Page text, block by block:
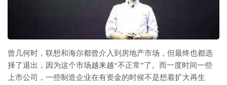
曾几何时，联想和海尔都曾介入到房地产市场，但最终也都选
择了退出，因为这个市场越来越“不正常”了。而一度时间一些
上市公司，一些制造企业在有资金的时候不是想着扩大再生